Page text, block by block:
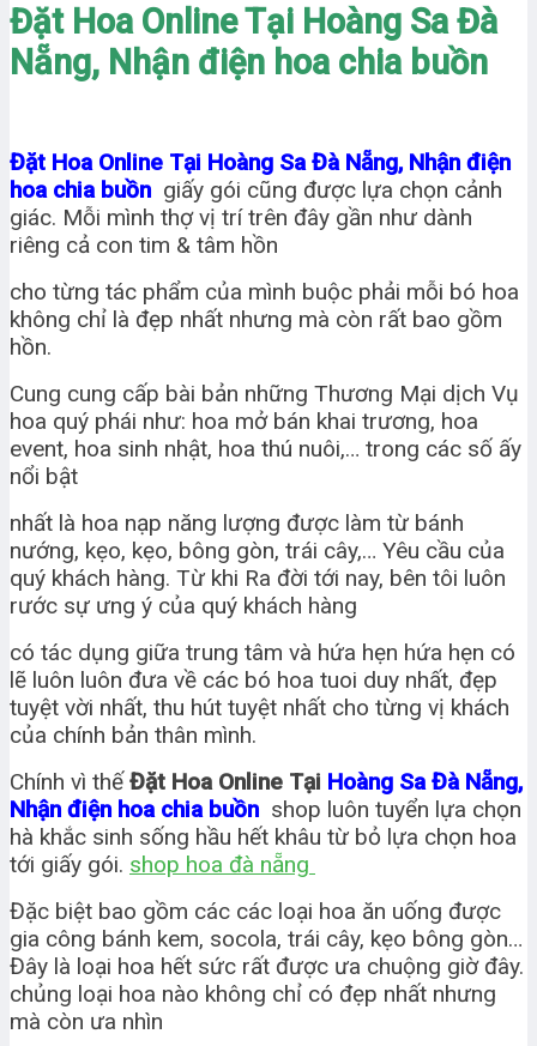
Đặt Hoa Online Tại Hoàng Sa Đà
Nẵng, Nhận điện hoa chia buồn
Đặt Hoa Online Tại Hoàng Sa Đà Nẵng, Nhận điện
hoa chia buồn giấy gói cũng được lựa chọn cảnh
giác. Mỗi mình thợ vị trí trên đây gần như dành
riêng cả con tim & tâm hồn
cho từng tác phẩm của mình buộc phải mỗi bó hoa
không chỉ là đẹp nhất nhưng mà còn rất bao gồm
hồn.
Cung cung cấp bài bản những Thương Mại dịch Vụ
hoa quý phái như: hoa mở bán khai trương, hoa
event, hoa sinh nhật, hoa thú nuôi,… trong các số ấy
nổi bật
nhất là hoa nạp năng lượng được làm từ bánh
nướng, kẹo, kẹo, bông gòn, trái cây,… Yêu cầu của
quý khách hàng. Từ khi Ra đời tới nay, bên tôi luôn
rước sự ưng ý của quý khách hàng
có tác dụng giữa trung tâm và hứa hẹn hứa hẹn có
lẽ luôn luôn đưa về các bó hoa tuoi duy nhất, đẹp
tuyệt vời nhất, thu hút tuyệt nhất cho từng vị khách
của chính bản thân mình.
Chính vì thếĐặt Hoa Online Tại Hoàng Sa Đà Nẵng,
Nhận điện hoa chia buồn shop luôn tuyển lựa chọn
hà khắc sinh sống hầu hết khâu từ bỏ lựa chọn hoa
tới giấy gói. shop hoa đà nẵng
Đặc biệt bao gồm các các loại hoa ăn uống được
gia công bánh kem, socola, trái cây, kẹo bông gòn…
Đây là loại hoa hết sức rất được ưa chuộng giờ đây.
chủng loại hoa nào không chỉ có đẹp nhất nhưng
mà còn ưa nhìn